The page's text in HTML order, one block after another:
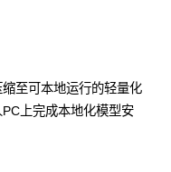
至可本地运行的轻量化
上完成本地化模型安